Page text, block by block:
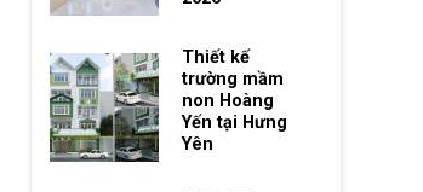
Thiết kế
trường mầm
non Hoàng
Yến tại Hưng
Yên